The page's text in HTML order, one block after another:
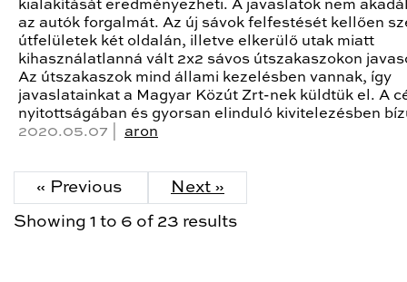
kialakítását eredményezheti. A javaslatok nem
az autók forgalmát. Az új sávok felfestését kellően
útfelületek két oldalán, illetve elkerülő utak miatt
kihasználatlanná vált 2x2 sávos útszakaszokon
Az útszakaszok mind állami kezelésben vannak, így
javaslatainkat a Magyar Közút Zrt-nek küldtük el. A
nyitottságában és gyorsan elinduló kivitelezésben
2020.05.07 | aron
« Previous Next »
Showing 1 to 6 of 23 results